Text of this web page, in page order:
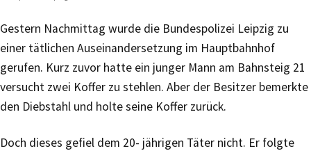
Gestern Nachmittag wurde die Bundespolizei Leipzig zu
einer tätlichen Auseinandersetzung im Hauptbahnhof
gerufen. Kurz zuvor hatte ein junger Mann am Bahnsteig 21
versucht zwei Koffer zu stehlen. Aber der Besitzer bemerkte
den Diebstahl und holte seine Koffer zurück.
Doch dieses gefiel dem 20- jährigen Täter nicht. Er folgte